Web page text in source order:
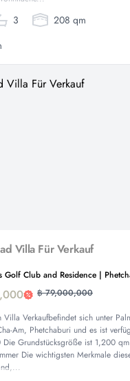
3
208 qm
Villa Für Verkauf
Golf Club and Residence |
฿ 79,000,000
Villa Verkaufbefindet sich unter
Am, Phetchaburi und es ist
Grundstücksgröße ist 1,200
Die wichtigsten Merkmale